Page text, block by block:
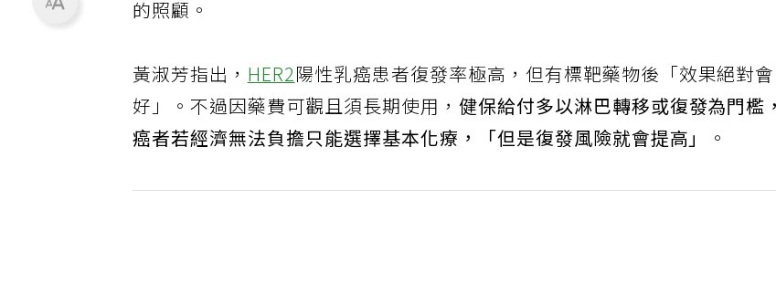
的照顧。
黃淑芳指出，HER2陽性乳癌患者復發率極高，但有標靶藥物後「效果絕對會
好」。不過因藥費可觀且須長期使用，健保給付多以淋巴轉移或復發為門檻
癌者若經濟無法負擔只能選擇基本化療，「但是復發風險就會提高」
。